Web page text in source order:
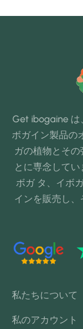
Get ibogaine は
ボガイン製品の
ガの植物とそ
とに専念して
ボガ タ、イボ
インを販売し
私たちについて
私のアカウント